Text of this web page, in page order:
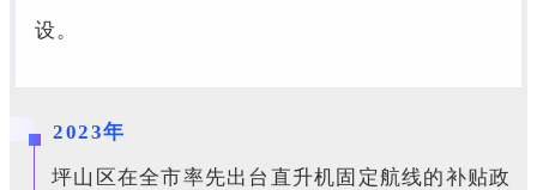
设。
2023年
坪山区在全市率先出台直升机固定航线的补贴政